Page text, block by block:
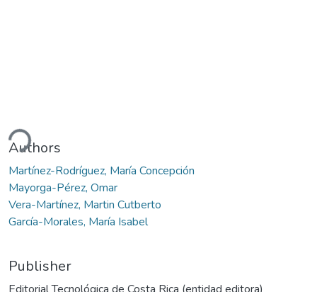
Authors
Martínez-Rodríguez, María Concepción
Mayorga-Pérez, Omar
Vera-Martínez, Martin Cutberto
García-Morales, María Isabel
Publisher